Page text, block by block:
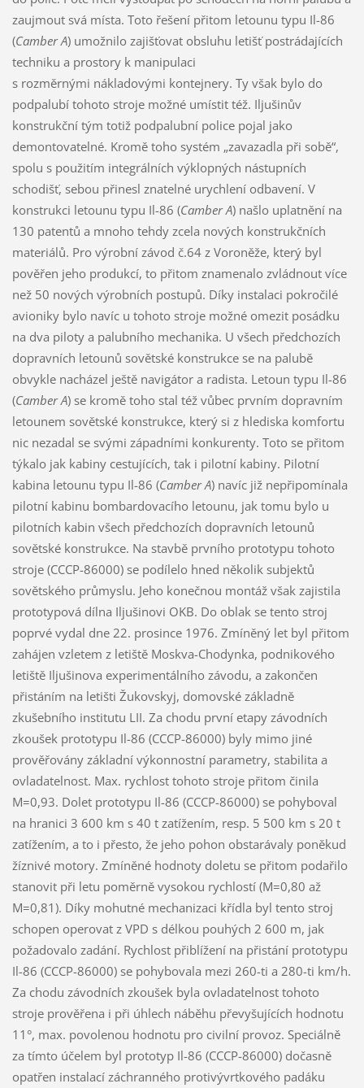
zaujmout svá místa. Toto řešení přitom letounu typu Il-86
(Camber A) umožnilo zajišťovat obsluhu letišť postrádajících
techniku a prostory k manipulaci
s rozměrnými nákladovými kontejnery. Ty však bylo do
podpalubí tohoto stroje možné umístit též. Iljušinův
konstrukční tým totiž podpalubní police pojal jako
demontovatelné. Kromě toho systém „zavazadla při sobě“,
spolu s použitím integrálních výklopných nástupních
schodišť, sebou přinesl znatelné urychlení odbavení. V
konstrukci letounu typu Il-86 (Camber A) našlo uplatnění na
130 patentů a mnoho tehdy zcela nových konstrukčních
materiálů. Pro výrobní závod č.64 z Voroněže, který byl
pověřen jeho produkcí, to přitom znamenalo zvládnout více
než 50 nových výrobních postupů. Díky instalaci pokročilé
avioniky bylo navíc u tohoto stroje možné omezit posádku
na dva piloty a palubního mechanika. U všech předchozích
dopravních letounů sovětské konstrukce se na palubě
obvykle nacházel ještě navigátor a radista. Letoun typu Il-86
(Camber A) se kromě toho stal též vůbec prvním dopravním
letounem sovětské konstrukce, který si z hlediska komfortu
nic nezadal se svými západními konkurenty. Toto se přitom
týkalo jak kabiny cestujících, tak i pilotní kabiny. Pilotní
kabina letounu typu Il-86 (Camber A) navíc již nepřipomínala
pilotní kabinu bombardovacího letounu, jak tomu bylo u
pilotních kabin všech předchozích dopravních letounů
sovětské konstrukce. Na stavbě prvního prototypu tohoto
stroje (CCCP-86000) se podílelo hned několik subjektů
sovětského průmyslu. Jeho konečnou montáž však zajistila
prototypová dílna Iljušinovi OKB. Do oblak se tento stroj
poprvé vydal dne 22. prosince 1976. Zmíněný let byl přitom
zahájen vzletem z letiště Moskva-Chodynka, podnikového
letiště Iljušinova experimentálního závodu, a zakončen
přistáním na letišti Žukovskyj, domovské základně
zkušebního institutu LII. Za chodu první etapy závodních
zkoušek prototypu Il-86 (CCCP-86000) byly mimo jiné
prověřovány základní výkonnostní parametry, stabilita a
ovladatelnost. Max. rychlost tohoto stroje přitom činila
M=0,93. Dolet prototypu Il-86 (CCCP-86000) se pohyboval
na hranici 3 600 km s 40 t zatížením, resp. 5 500 km s 20 t
zatížením, a to i přesto, že jeho pohon obstarávaly poněkud
žíznivé motory. Zmíněné hodnoty doletu se přitom podařilo
stanovit při letu poměrně vysokou rychlostí (M=0,80 až
M=0,81). Díky mohutné mechanizaci křídla byl tento stroj
schopen operovat z VPD s délkou pouhých 2 600 m, jak
požadovalo zadání. Rychlost přiblížení na přistání prototypu
Il-86 (CCCP-86000) se pohybovala mezi 260-ti a 280-ti km/h.
Za chodu závodních zkoušek byla ovladatelnost tohoto
stroje prověřena i při úhlech náběhu převyšujících hodnotu
11°, max. povolenou hodnotu pro civilní provoz. Speciálně
za tímto účelem byl prototyp Il-86 (CCCP-86000) dočasně
opatřen instalací záchranného protivývrtkového padáku